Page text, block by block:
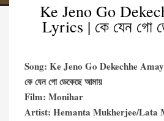
Ke Jeno Go
Lyrics | কে যেন গো
Song: Ke Jeno Go Dekechhe Amay
কে যেন গো ডেকেছে আমায়
Film: Monihar
Artist: Hemanta Mukherjee/Lata